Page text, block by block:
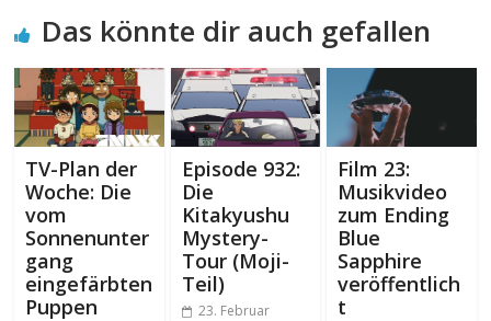
Das könnte dir auch gefallen
TV-Plan der
Woche: Die
vom
Sonnenunter
gang
eingefärbten
Puppen
Episode 932:
Die
Kitakyushu
Mystery-
Tour (Moji-
Teil)
23. Februar
Film 23:
Musikvideo
zum Ending
Blue
Sapphire
veröffentlich
t